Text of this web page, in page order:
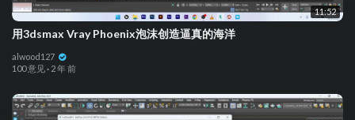
11:52
用3dsmax Vray Phoenix泡沫创造逼真的海洋
alwood127
100 意见· 2 年 前